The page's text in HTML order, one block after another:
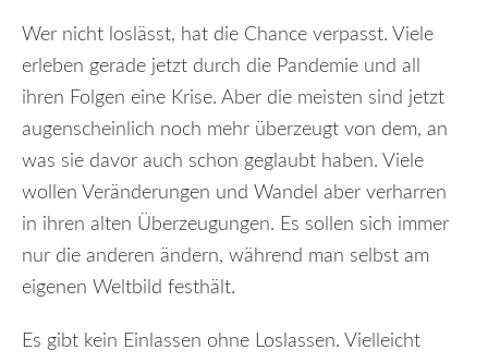
Wer nicht loslässt, hat die Chance verpasst. Viele
erleben gerade jetzt durch die Pandemie und all
ihren Folgen eine Krise. Aber die meisten sind jetzt
augenscheinlich noch mehr überzeugt von dem, an
was sie davor auch schon geglaubt haben. Viele
wollen Veränderungen und Wandel aber verharren
in ihren alten Überzeugungen. Es sollen sich immer
nur die anderen ändern, während man selbst am
eigenen Weltbild festhält.
Es gibt kein Einlassen ohne Loslassen. Vielleicht